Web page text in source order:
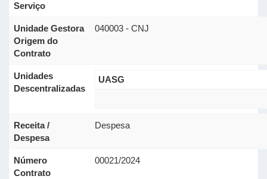
Serviço
Unidade Gestora
Origem do
Contrato
040003 - CNJ
Unidades
Descentralizadas
UASG
Receita /
Despesa
Despesa
Número
Contrato
00021/2024